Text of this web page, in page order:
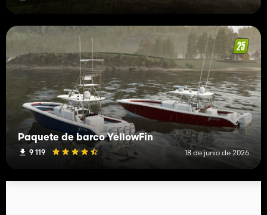
Paquete de barco YellowFin
9 119 18 de junio de 2026